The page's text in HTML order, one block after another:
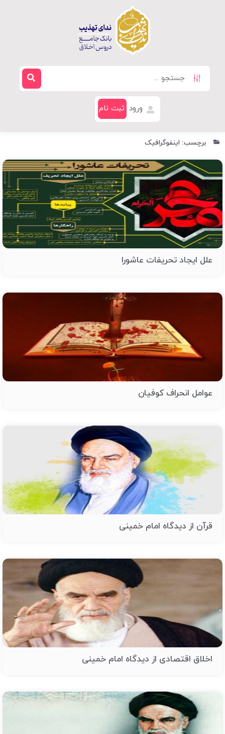
ورود ثبت نام
برچسب: اینفوگرافیک
علل ایجاد تحریفات عاشورا
عوامل انحراف کوفیان
قرآن از دیدگاه امام خمینی
اخلاق اقتصادی از دیدگاه امام خمینی